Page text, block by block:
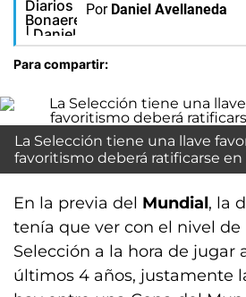
Por Daniel Avellaneda
Para compartir:
La Selección tiene una llave
favoritismo deberá ratificarse en
En la previa del Mundial, la
tenía que ver con el nivel de
Selección a la hora de jugar
últimos 4 años, justamente